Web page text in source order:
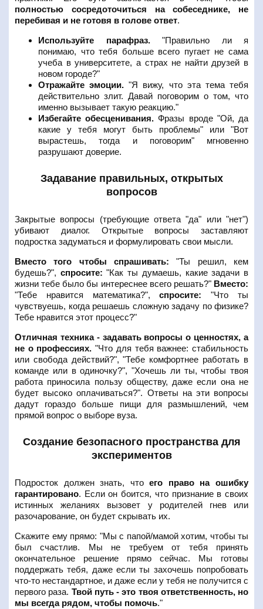
полностью сосредоточиться на собеседнике, не
перебивая и не готовя в голове ответ.
Используйте парафраз."Правильно ли я
понимаю, что тебя больше всего пугает не сама
учеба в университете, а страх не найти друзей в
новом городе?"
Отражайте эмоции. "Я вижу, что эта тема тебя
действительно злит. Давай поговорим о том, что
именно вызывает такую реакцию."
Избегайте обесценивания. Фразы вроде "Ой, да
какие у тебя могут быть проблемы" или "Вот
вырастешь, тогда и поговорим" мгновенно
разрушают доверие.
Задавание правильных, открытых
вопросов
Закрытые вопросы (требующие ответа "да" или "нет")
убивают диалог. Открытые вопросы заставляют
подростка задуматься и формулировать свои мысли.
Вместо того чтобы спрашивать: "Ты решил, кем
будешь?", спросите: "Как ты думаешь, какие задачи в
жизни тебе было бы интереснее всего решать?" Вместо:
"Тебе нравится математика?",спросите: "Что ты
чувствуешь, когда решаешь сложную задачу по физике?
Тебе нравится этот процесс?"
Отличная техника - задавать вопросы о ценностях, а
не о профессиях. "Что для тебя важнее: стабильность
или свобода действий?", "Тебе комфортнее работать в
команде или в одиночку?", "Хочешь ли ты, чтобы твоя
работа приносила пользу обществу, даже если она не
будет высоко оплачиваться?". Ответы на эти вопросы
дадут гораздо больше пищи для размышлений, чем
прямой вопрос о выборе вуза.
Создание безопасного пространства для
экспериментов
Подросток должен знать, чтоего право на ошибку
гарантировано. Если он боится, что признание в своих
истинных желаниях вызовет у родителей гнев или
разочарование, он будет скрывать их.
Скажите ему прямо: "Мы с папой/мамой хотим, чтобы ты
был счастлив. Мы не требуем от тебя принять
окончательное решение прямо сейчас. Мы готовы
поддержать тебя, даже если ты захочешь попробовать
что-то нестандартное, и даже если у тебя не получится с
первого раза. Твой путь - это твоя ответственность, но
мы всегда рядом, чтобы помочь."